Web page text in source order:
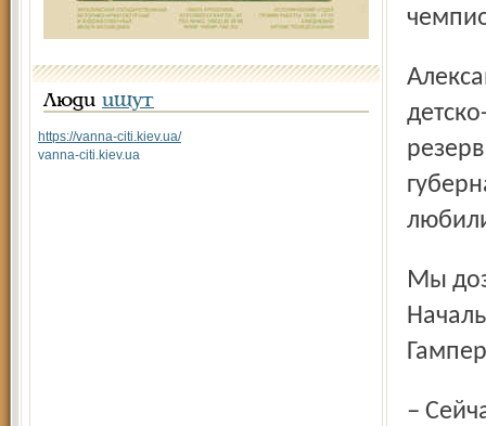
Люди ищут
https://vanna-citi.kiev.ua/
vanna-citi.kiev.ua
Александр был воспитанником специализированной
Мы дозвонились до спорт­агентства Республики Коми.
– Сейчас идёт ведомственная проверка трагического